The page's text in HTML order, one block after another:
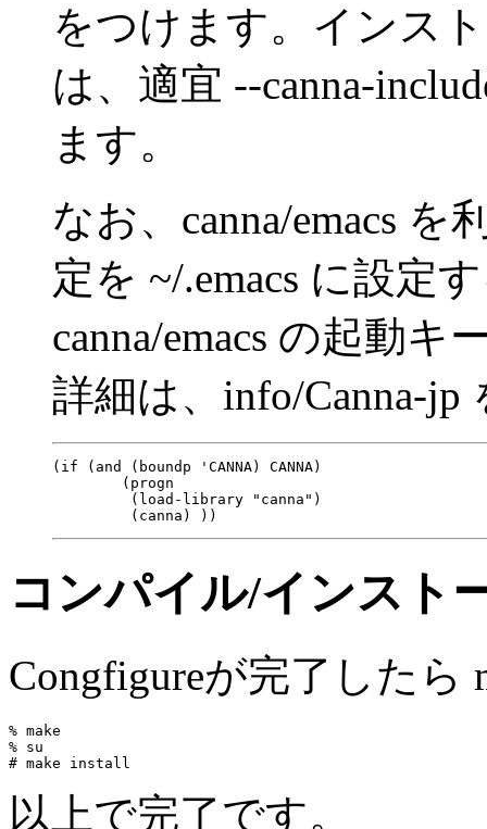
をつけます。インス
は、適宜 --canna-
ます。
なお、canna/emacs
定を ~/.emacs に設定
canna/emacs の起動
詳細は、info/Canna-
(if (and (boundp 'CANNA) CANNA)
        (progn
         (load-library "canna")
コンパイル/インスト
Congfigureが完了したら
% make
% su
以上で完了です。